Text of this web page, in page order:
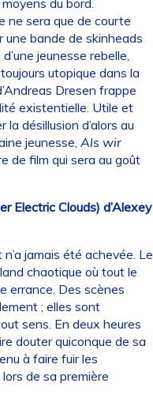
ne sera que de courte
une bande de skinheads
jeunesse rebelle,
utopique dans la
Dresen frappe
existentielle. Utile et
désillusion d’alors au
jeunesse, Als wir
de film qui sera au goût
Electric Clouds) d’Alexey
jamais été achevée. Le
chaotique où tout le
errance. Des scènes
; elles sont
sens. En deux heures
douter quiconque de sa
à faire fuir les
de sa première